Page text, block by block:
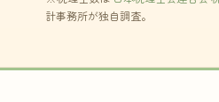
計事務所が独自調査。